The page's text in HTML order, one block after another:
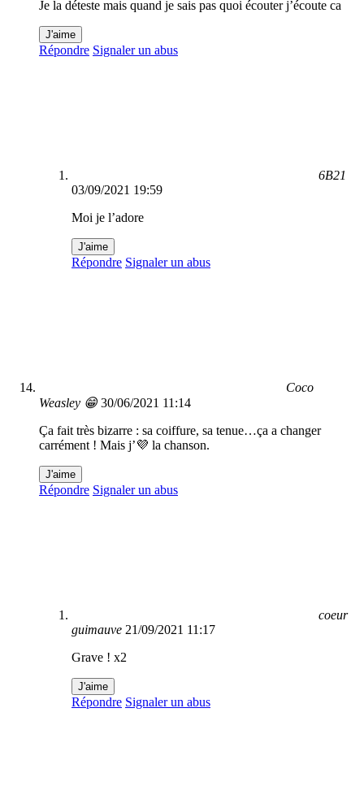
Je la déteste mais quand je sais pas quoi écouter j’écoute ca
J'aime
Répondre Signaler un abus
6B21
03/09/2021 19:59
Moi je l’adore
J'aime
Répondre Signaler un abus
Coco
Weasley 😁 30/06/2021 11:14
Ça fait très bizarre : sa coiffure, sa tenue…ça a changer
carrément ! Mais j’💜 la chanson.
J'aime
Répondre Signaler un abus
coeur
guimauve 21/09/2021 11:17
Grave ! x2
J'aime
Répondre Signaler un abus